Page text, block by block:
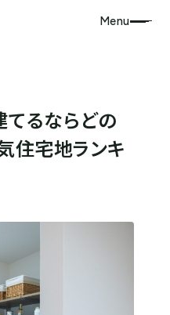
Menu
るならどの
住宅地ランキ